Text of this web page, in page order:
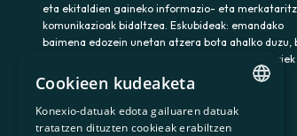
eta ekitaldien gaineko informazio- eta
komunikazioak bidaltzea. Eskubideak: emandako
baimena edozein unetan atzera bota ahalko duzu,
eta datuak atzitu, zuzendu eta ezabatu ere. Horiek
eta gainerako eskubideak baliatzeko idatzi
somenergia@delegado-datos.com helbidera.
Informazio osagarria: Pribatutasun-politika
CATALAN
Cookieen kudeaketa
Konexio-datuak edota gailuaren datuak
tratatzen dituzten cookieak erabiltzen